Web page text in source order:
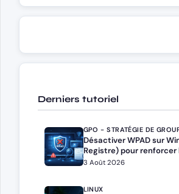
Derniers tutoriel
GPO - STRATÉGIE DE
Désactiver WPAD sur
Registre) pour renforcer
3 Août 2026
LINUX